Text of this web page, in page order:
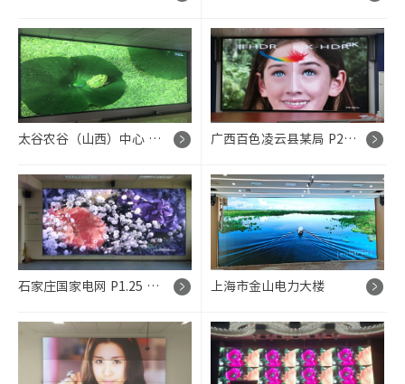
太谷农谷（山西）中心 Q1.86 超高清 LED 显示屏控制系统项目 广西百色凌云县某局 P2 多画面 LED 显示屏控制系统项目
石家庄国家电网 P1.25 超高清 LED 显示屏控制系统项目 上海市金山电力大楼